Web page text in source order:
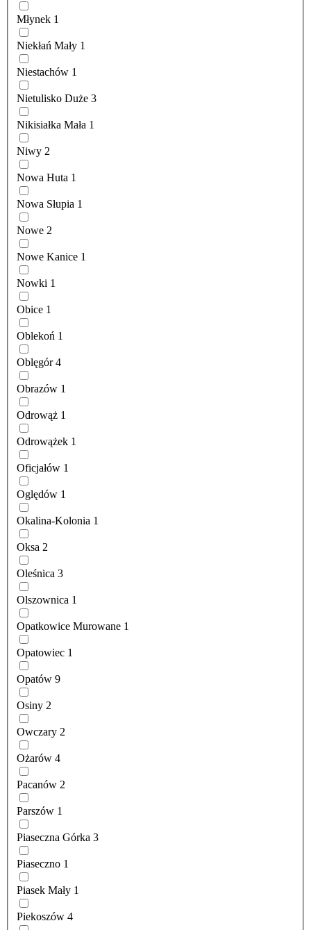
Młynek 1
Niekłań Mały 1
Niestachów 1
Nietulisko Duże 3
Nikisiałka Mała 1
Niwy 2
Nowa Huta 1
Nowa Słupia 1
Nowe 2
Nowe Kanice 1
Nowki 1
Obice 1
Oblekoń 1
Oblęgór 4
Obrazów 1
Odrowąż 1
Odrowążek 1
Oficjałów 1
Oględów 1
Okalina-Kolonia 1
Oksa 2
Oleśnica 3
Olszownica 1
Opatkowice Murowane 1
Opatowiec 1
Opatów 9
Osiny 2
Owczary 2
Ożarów 4
Pacanów 2
Parszów 1
Piaseczna Górka 3
Piaseczno 1
Piasek Mały 1
Piekoszów 4